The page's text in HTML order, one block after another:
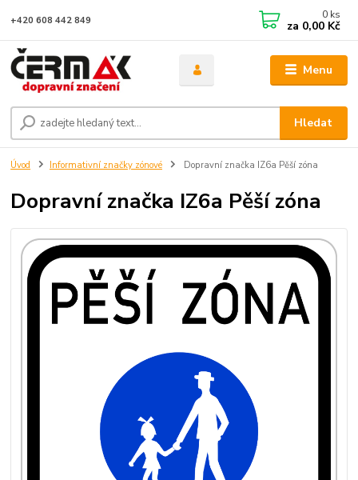
Menu
Hledat
+420 608 442 849 0 ks
za 0,00 Kč
Úvod Informativní značky zónové Dopravní značka IZ6a Pěší zóna
Dopravní značka IZ6a Pěší zóna